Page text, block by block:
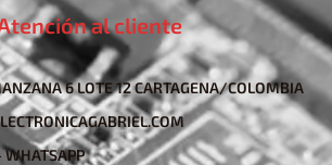
al cliente
6 LOTE 12 CARTAGENA/COLOMBIA